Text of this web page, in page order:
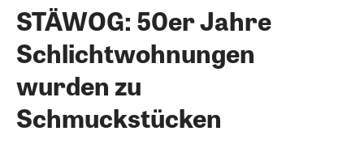
STÄWOG: 50er Jahre
Schlichtwohnungen
wurden zu
Schmuckstücken